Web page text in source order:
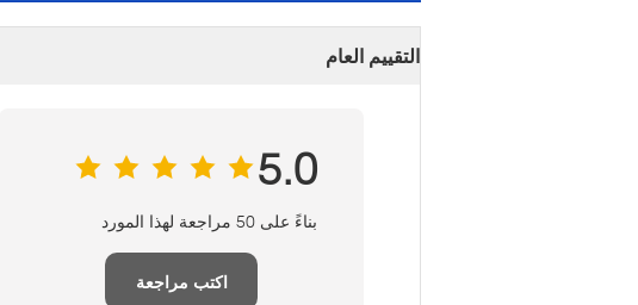
التقييم العام
5.0
بناءً على 50 مراجعة لهذا المورد
اكتب مراجعة